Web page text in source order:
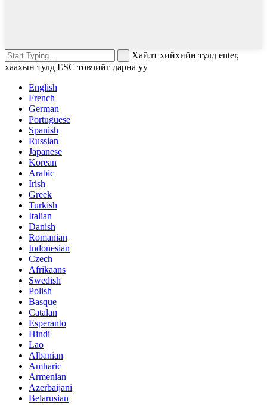
Хайлт хийхийн тулд enter,
хаахын тулд ESC товчийг дарна уу
English
French
German
Portuguese
Spanish
Russian
Japanese
Korean
Arabic
Irish
Greek
Turkish
Italian
Danish
Romanian
Indonesian
Czech
Afrikaans
Swedish
Polish
Basque
Catalan
Esperanto
Hindi
Lao
Albanian
Amharic
Armenian
Azerbaijani
Belarusian